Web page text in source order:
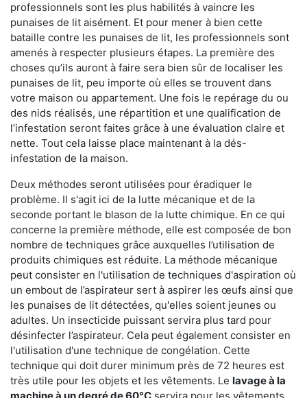
professionnels sont les plus habilités à vaincre les
punaises de lit aisément. Et pour mener à bien cette
bataille contre les punaises de lit, les professionnels sont
amenés à respecter plusieurs étapes. La première des
choses qu’ils auront à faire sera bien sûr de localiser les
punaises de lit, peu importe où elles se trouvent dans
votre maison ou appartement. Une fois le repérage du ou
des nids réalisés, une répartition et une qualification de
l’infestation seront faites grâce à une évaluation claire et
nette. Tout cela laisse place maintenant à la dés-
infestation de la maison.
Deux méthodes seront utilisées pour éradiquer le
problème. Il s'agit ici de la lutte mécanique et de la
seconde portant le blason de la lutte chimique. En ce qui
concerne la première méthode, elle est composée de bon
nombre de techniques grâce auxquelles l’utilisation de
produits chimiques est réduite. La méthode mécanique
peut consister en l'utilisation de techniques d'aspiration où
un embout de l’aspirateur sert à aspirer les œufs ainsi que
les punaises de lit détectées, qu'elles soient jeunes ou
adultes. Un insecticide puissant servira plus tard pour
désinfecter l’aspirateur. Cela peut également consister en
l'utilisation d'une technique de congélation. Cette
technique qui doit durer minimum près de 72 heures est
très utile pour les objets et les vêtements. Le lavage à la